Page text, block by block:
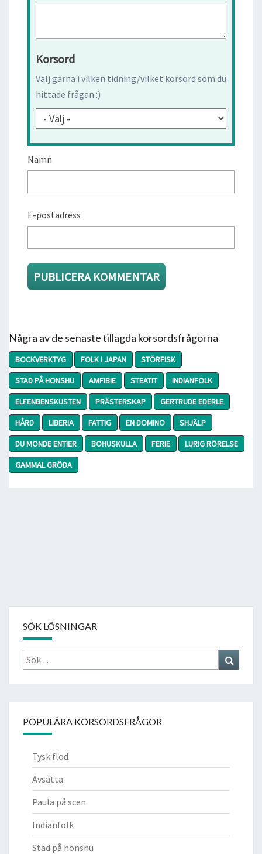
Korsord
Välj gärna i vilken tidning/vilket korsord som du
hittade frågan :)
Namn
E-postadress
Några av de senaste tillagda korsordsfrågorna
BOCKVERKTYG FOLK I JAPAN
STÖRFISK
STAD PÅ HONSHU
AMFIBIE STEATIT
INDIANFOLK
ELFENBENSKUSTEN
PRÄSTERSKAP
GERTRUDE EDERLE
HÅRD
LIBERIA FATTIG EN DOMINO
SHJÄLP
DU MONDE ENTIER
BOHUSKULLA FERIE
LURIG RÖRELSE
GAMMAL GRÖDA
SÖK LÖSNINGAR
Sök
efter:
POPULÄRA KORSORDSFRÅGOR
Tysk flod
Avsätta
Paula på scen
Indianfolk
Stad på honshu